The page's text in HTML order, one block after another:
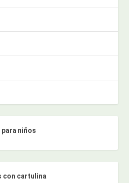
niños
con cartulina